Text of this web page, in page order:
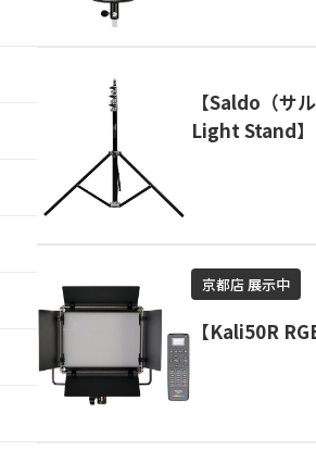
【Saldo（
Light Stand
京都店 展示中
【Kali50R